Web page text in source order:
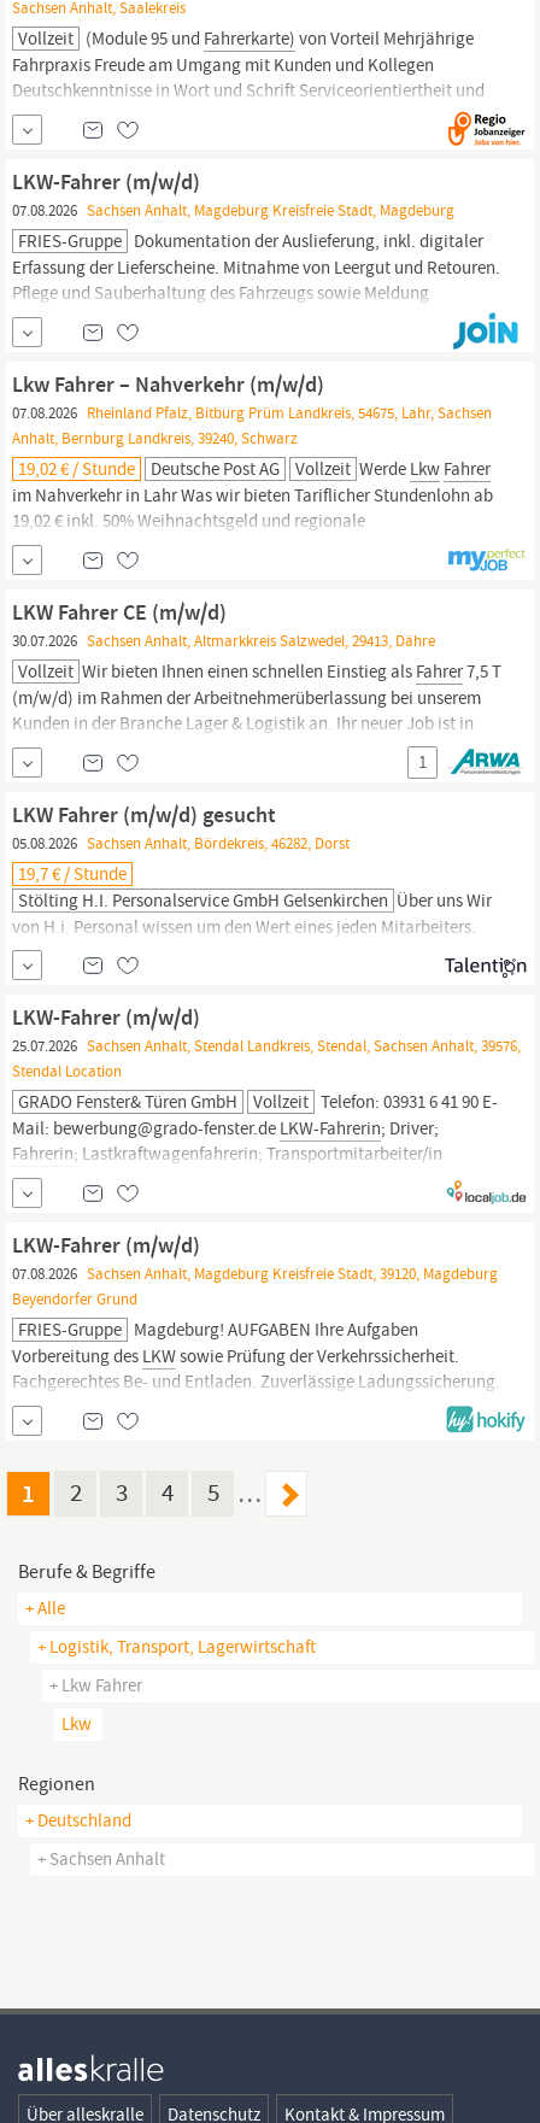
Sachsen Anhalt, Saalekreis
Vollzeit (Module 95 und Fahrerkarte) von Vorteil Mehrjährige
Fahrpraxis Freude am Umgang mit Kunden und Kollegen
Deutschkenntnisse in Wort und Schrift Serviceorientiertheit und
Zuverlässigkeit Über uns Die Kirschnick GmbH mit Hauptsitz in
Ergolding ist ein innovatives, inhabergeführtes, mittelständisches
Unternehmen und gehört zu den führenden Anbietern im...
LKW-Fahrer (m/w/d)
07.08.2026 Sachsen Anhalt, Magdeburg Kreisfreie Stadt, Magdeburg
FRIES-Gruppe Dokumentation der Auslieferung, inkl. digitaler
Erfassung der Lieferscheine. Mitnahme von Leergut und Retouren.
Pflege und Sauberhaltung des Fahrzeugs sowie Meldung
technischer Defekte. Qualifikation Das bringen Sie mit
Führerschein Klasse C/CE inkl.
sowie „5-Module-LKW-
Prüfung“. Erfahrung im Bereich Baustofftransport...
Lkw Fahrer – Nahverkehr (m/w/d)
07.08.2026 Rheinland Pfalz, Bitburg Prüm Landkreis, 54675, Lahr, Sachsen
Anhalt, Bernburg Landkreis, 39240, Schwarz
19,02 € / Stunde Deutsche Post AG Vollzeit Werde Lkw Fahrer
im Nahverkehr in Lahr Was wir bieten Tariflicher Stundenlohn ab
19,02 € inkl. 50% Weihnachtsgeld und regionale
Arbeitsmarktzulage + 25% Nachtzulage steuerfrei schon ab 20:00
Uhr (bis 6:00 Uhr) Weitere 50% Weihnachtsgeld im November Bis
zu 332 € Urlaubsgeld Ein krisensicherer Arbeitsplatz, bezahlte
Einarbeitung,...
LKW Fahrer CE (m/w/d)
30.07.2026 Sachsen Anhalt, Altmarkkreis Salzwedel, 29413, Dähre
Vollzeit Wir bieten Ihnen einen schnellen Einstieg als Fahrer7,5 T
(m/w/d) im Rahmen der Arbeitnehmerüberlassung bei unserem
Kunden in der Branche Lager & Logistik an. Ihr neuer Job ist in
Vollzeit und befindet sich in Dähre. Wir bieten Ihnen
Abschlagszahlungen Attraktive Sozialleistungen, zum Beispiel
Urlaubs- und Weihnachtsgeld Langfristiger Einsatz im...
1
LKW Fahrer (m/w/d) gesucht
05.08.2026 Sachsen Anhalt, Bördekreis, 46282, Dorst
19,7 € / Stunde
Stölting H.i. Personalservice GmbH Gelsenkirchen Über uns Wir
von H.i. Personal wissen um den Wert eines jeden Mitarbeiters.
Daher sind wir für Dich da, persönlich und auch deutschlandweit
in Deiner Nähe. Wir bieten Dir eine faire Bezahlung für attraktive
Arbeitsplätze, völlig unkompliziert und flexibel. Wir suchen ab
sofort in Dorsten einenLKW
Führerschein Klasse C/CEFahrerkarte
LKW-Fahrer (m/w/d)
25.07.2026 Sachsen Anhalt, Stendal Landkreis, Stendal, Sachsen Anhalt, 39576,
Stendal Location
GRADO Fenster& Türen GmbH Vollzeit Telefon: 03931 6 41 90 E-
Mail: bewerbung@grado-fenster.de LKW-Fahrerin; Driver;
Fahrerin; Lastkraftwagenfahrerin; Transportmitarbeiter/in
Gütertransport
LKW-Fahrer (m/w/d)
07.08.2026 Sachsen Anhalt, Magdeburg Kreisfreie Stadt, 39120, Magdeburg
Beyendorfer Grund
FRIES-Gruppe Magdeburg! AUFGABEN Ihre Aufgaben
Vorbereitung des LKWsowie Prüfung der Verkehrssicherheit.
Fachgerechtes Be- und Entladen. Zuverlässige Ladungssicherung.
Termintreue Auslieferung zu Bauste
1 2 3 4 5 …
Berufe & Begriffe
+ Alle
+ Logistik, Transport, Lagerwirtschaft
+ Lkw Fahrer
Lkw
Regionen
+ Deutschland
+ Sachsen Anhalt
Über alleskralle Datenschutz Kontakt & Impressum